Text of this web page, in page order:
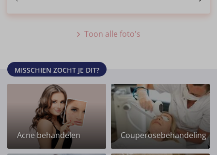
Toon alle foto's
MISSCHIEN ZOCHT JE DIT?
Acne behandelen Couperosebehandeling